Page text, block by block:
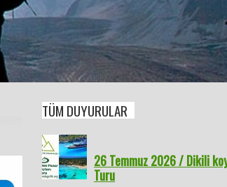
TÜM DUYURULAR
26 Temmuz 2026 / Dikili
Turu